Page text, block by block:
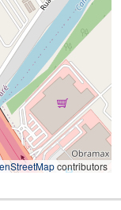
contributors